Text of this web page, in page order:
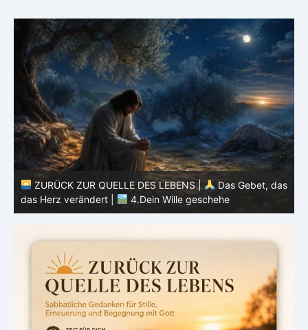
ZURÜCK ZUR QUELLE DES LEBENS |
Das Gebet, das
das Herz verändert |
3.Dein Reich komme